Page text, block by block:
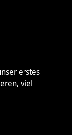
erstes
viel